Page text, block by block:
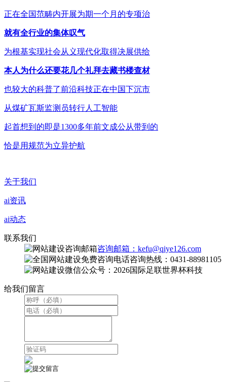
正在全国范畴内开展为期一个月的专项治
就有全行业的集体叹气
为根基实现社会从义现代化取得决展供给
本人为什么还要花几个礼拜去藏书楼查材
也较大的科普了前沿科技正在中国下沉市
从煤矿瓦斯监测员转行人工智能
起首想到的即是1300多年前文成公从带到的
恰是用规范为立异护航
关于我们
ai资讯
ai动态
联系我们
咨询邮箱：kefu@qiye126.com
咨询热线：0431-88981105
微信公众号：2026国际足联世界杯科技
给我们留言